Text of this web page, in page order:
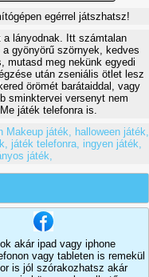
egérrel játszhatsz!
a lányodnak. Itt számtalan
gyönyörű szörnyek, kedves
mutasd meg nekünk egyedi
után zseniális ötlet lesz
örömét barátaiddal, vagy
sminktervei versenyt nem
játék telefonra is.
Makeup játék,
halloween játék,
játék telefonra, ingyen játék,
játék,
akár ipad vagy iphone
vagy tableten is remekül
is jól szórakozhatsz akár